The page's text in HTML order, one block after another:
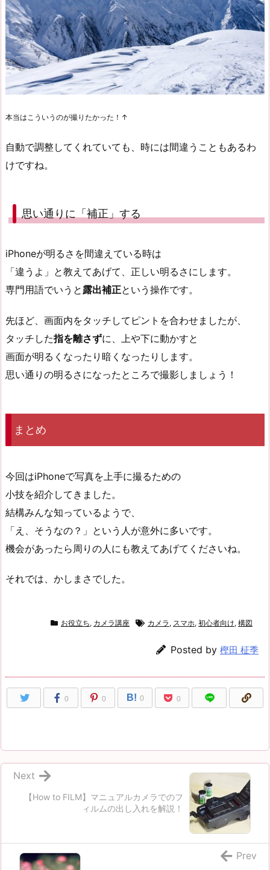
本当はこういうのが撮りたかった！↑
自動で調整してくれていても、時には間違うこともあるわ
けですね。
思い通りに「補正」する
iPhoneが明るさを間違えている時は
「違うよ」と教えてあげて、正しい明るさにします。
専門用語でいうと 露出補正という操作です。
先ほど、画面内をタッチしてピントを合わせましたが、
タッチした指を離さずに、上や下に動かすと
画面が明るくなったり暗くなったりします。
思い通りの明るさになったところで撮影しましょう！
まとめ
今回はiPhoneで写真を上手に撮るための
小技を紹介してきました。
結構みんな知っているようで、
「え、そうなの？」という人が意外に多いです。
機会があったら周りの人にも教えてあげてくださいね。
それでは、かしまさでした。
お役立ち, カメラ講座 カメラ , スマホ, 初心者向け, 構図
Posted by 樫田 柾季
0 0 B! 0 0
【How to FILM】マニュアルカメラでのフ
ィルムの出し入れを解説！
Next
Prev